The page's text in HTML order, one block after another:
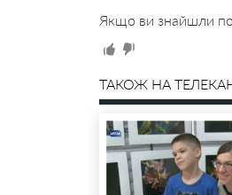
Якщо ви знайшли
ТАКОЖ НА